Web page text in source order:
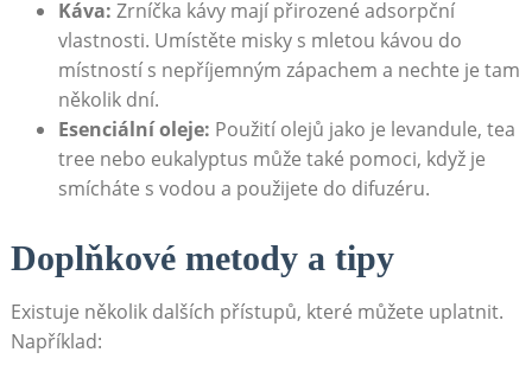
Káva: Zrníčka kávy ‍mají přirozené adsorpční
vlastnosti. ‌Umístěte misky s mletou kávou do
místností s nepříjemným zápachem ⁢a nechte je tam
⁣několik dní.
Esenciální oleje: Použití olejů jako⁤ je‍ levandule, tea
tree nebo ‌eukalyptus může také pomoci,‍ když je
smícháte s vodou a použijete do difuzéru.
Doplňkové metody ⁤a tipy
Existuje několik dalších přístupů, které můžete uplatnit.
Například: